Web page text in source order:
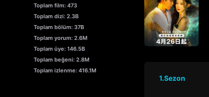
Toplam film: 473
Toplam dizi: 2.3B
Toplam bölüm: 37B
Toplam yorum: 2.6M
Toplam üye: 146.5B
Toplam beğeni: 2.8M
Toplam izlenme: 416.1M
1.Sezon